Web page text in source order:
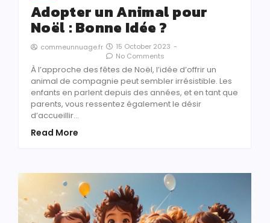
Adopter un Animal pour
Noël : Bonne Idée ?
commeunnuage.fr 15 October 2023 -
No Comments
À l’approche des fêtes de Noël, l’idée d’offrir un
animal de compagnie peut sembler irrésistible. Les
enfants en parlent depuis des années, et en tant que
parents, vous ressentez également le désir
d’accueillir…
Read More